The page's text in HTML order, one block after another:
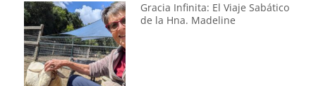
Gracia Infinita: El Viaje Sabático
de la Hna. Madeline